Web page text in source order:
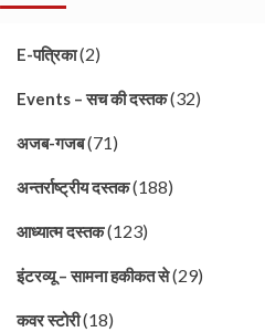
E-पत्रिका(2)
Events – सच की दस्तक(32)
अजब-गजब(71)
अन्तर्राष्ट्रीय दस्तक(188)
आध्यात्म दस्तक(123)
इंटरव्यू – सामना हकीकत से(29)
कवर स्टोरी(18)